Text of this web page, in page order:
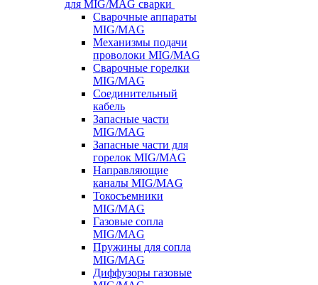
для MIG/MAG сварки
Сварочные аппараты
MIG/MAG
Механизмы подачи
проволоки MIG/MAG
Сварочные горелки
MIG/MAG
Соединительный
кабель
Запасные части
MIG/MAG
Запасные части для
горелок MIG/MAG
Направляющие
каналы MIG/MAG
Токосъемники
MIG/MAG
Газовые сопла
MIG/MAG
Пружины для сопла
MIG/MAG
Диффузоры газовые